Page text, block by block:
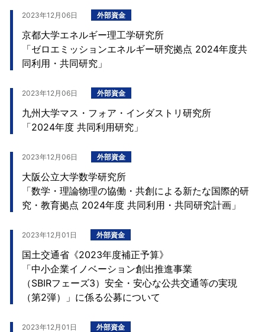
2023年12月06日 外部資金
京都大学エネルギー理工学研究所
「ゼロエミッションエネルギー研究拠点 2024年度共
同利用・共同研究」
2023年12月06日 外部資金
九州大学マス・フォア・インダストリ研究所
「2024年度 共同利用研究」
2023年12月06日 外部資金
大阪公立大学数学研究所
「数学・理論物理の協働・共創による新たな国際的研
究・教育拠点 2024年度 共同利用・共同研究計画」
2023年12月01日 外部資金
国土交通省《2023年度補正予算》
「中小企業イノベーション創出推進事業
（SBIRフェーズ3）安全・安心な公共交通等の実現
（第2弾）」に係る公募について
2023年12月01日 外部資金